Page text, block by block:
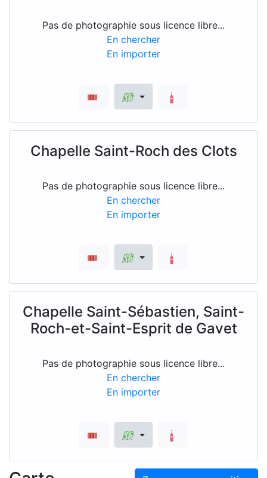
Pas de photographie sous licence libre...
En chercher
En importer
Chapelle Saint-Roch des Clots
Pas de photographie sous licence libre...
En chercher
En importer
Chapelle Saint-Sébastien, Saint-
Roch-et-Saint-Esprit de Gavet
Pas de photographie sous licence libre...
En chercher
En importer